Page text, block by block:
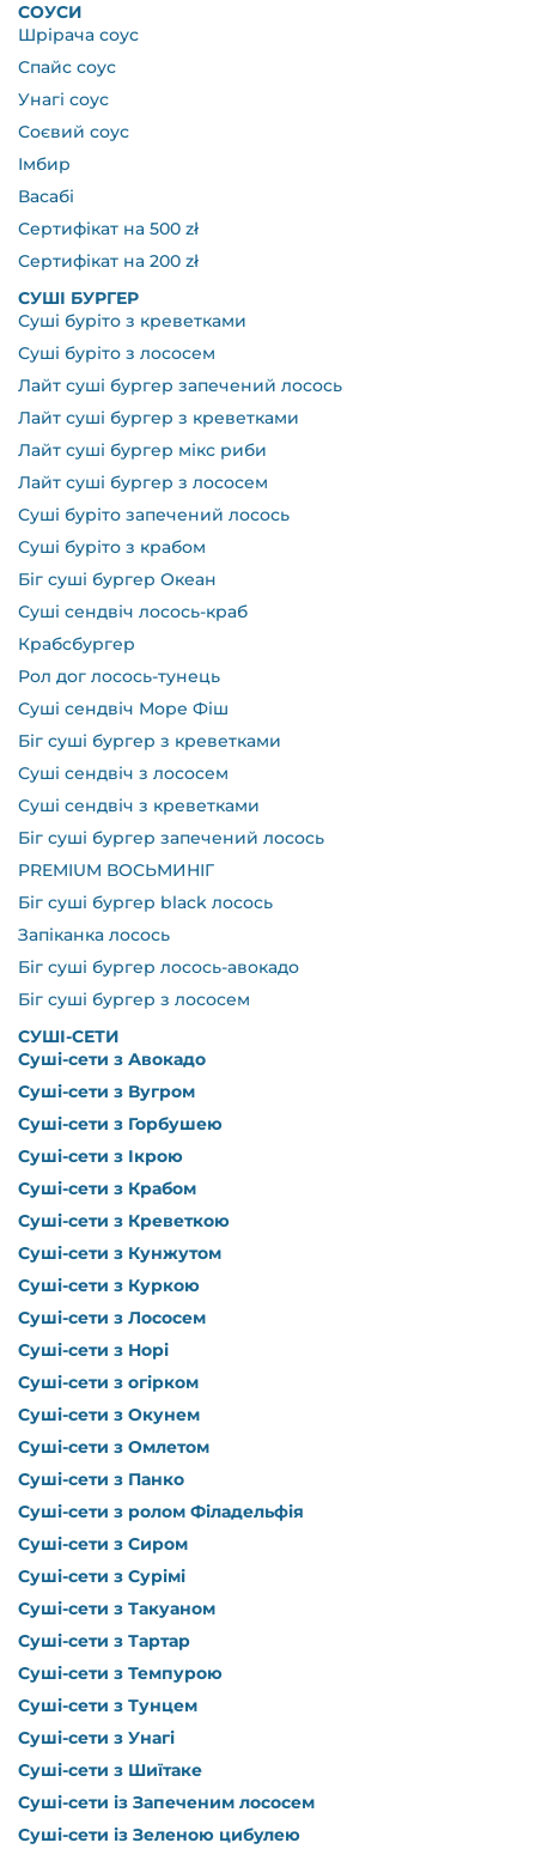
СОУСИ
Шрірача соус
Спайс соус
Унагі соус
Соєвий соус
Імбир
Васабі
Сертифікат на 500 zł
Сертифікат на 200 zł
СУШІ БУРГЕР
Суші буріто з креветками
Суші буріто з лососем
Лайт суші бургер запечений лосось
Лайт суші бургер з креветками
Лайт суші бургер мікс риби
Лайт суші бургер з лососем
Суші буріто запечений лосось
Суші буріто з крабом
Біг суші бургер Океан
Суші сендвіч лосось-краб
Крабсбургер
Рол дог лосось-тунець
Суші сендвіч Море Фіш
Біг суші бургер з креветками
Суші сендвіч з лососем
Суші сендвіч з креветками
Біг суші бургер запечений лосось
PREMIUM ВОСЬМИНІГ
Біг суші бургер black лосось
Запіканка лосось
Біг суші бургер лосось-авокадо
Біг суші бургер з лососем
СУШІ-СЕТИ
Суші-сети з Авокадо
Суші-сети з Вугром
Суші-сети з Горбушею
Суші-сети з Ікрою
Суші-сети з Крабом
Суші-сети з Креветкою
Суші-сети з Кунжутом
Суші-сети з Куркою
Суші-сети з Лососем
Суші-сети з Норі
Суші-сети з огірком
Суші-сети з Окунем
Суші-сети з Омлетом
Суші-сети з Панко
Суші-сети з ролом Філадельфія
Суші-сети з Сиром
Суші-сети з Сурімі
Суші-сети з Такуаном
Суші-сети з Тартар
Суші-сети з Темпурою
Суші-сети з Тунцем
Суші-сети з Унагі
Суші-сети з Шиїтаке
Суші-сети із Запеченим лососем
Суші-сети із Зеленою цибулею